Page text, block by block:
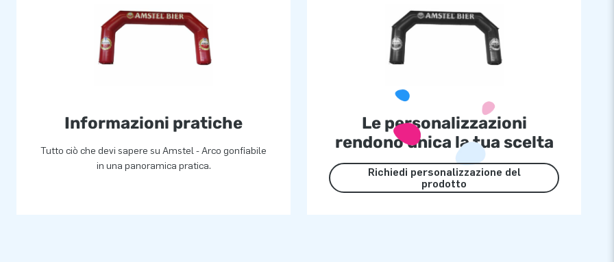
Informazioni pratiche
Tutto ciò che devi sapere su Amstel - Arco gonfiabile
in una panoramica pratica.
Le personalizzazioni
rendono unica la tua scelta
Richiedi personalizzazione del
prodotto